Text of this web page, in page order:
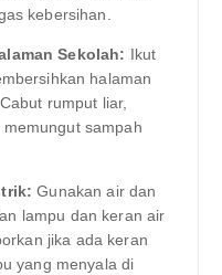
kebersihan.
Sekolah: Ikut
halaman
rumput liar,
sampah
Gunakan air dan
lampu dan keran air
jika ada keran
yang menyala di